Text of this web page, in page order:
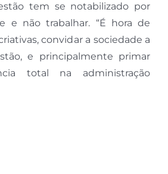
tem se notabilizado por
e não trabalhar. “É hora de
convidar a sociedade a
e principalmente primar
total na administração